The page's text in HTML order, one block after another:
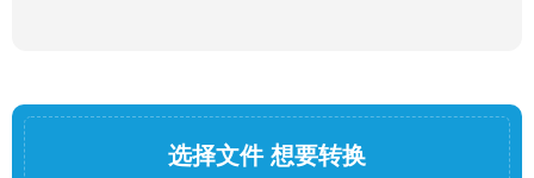
选择文件 想要转换